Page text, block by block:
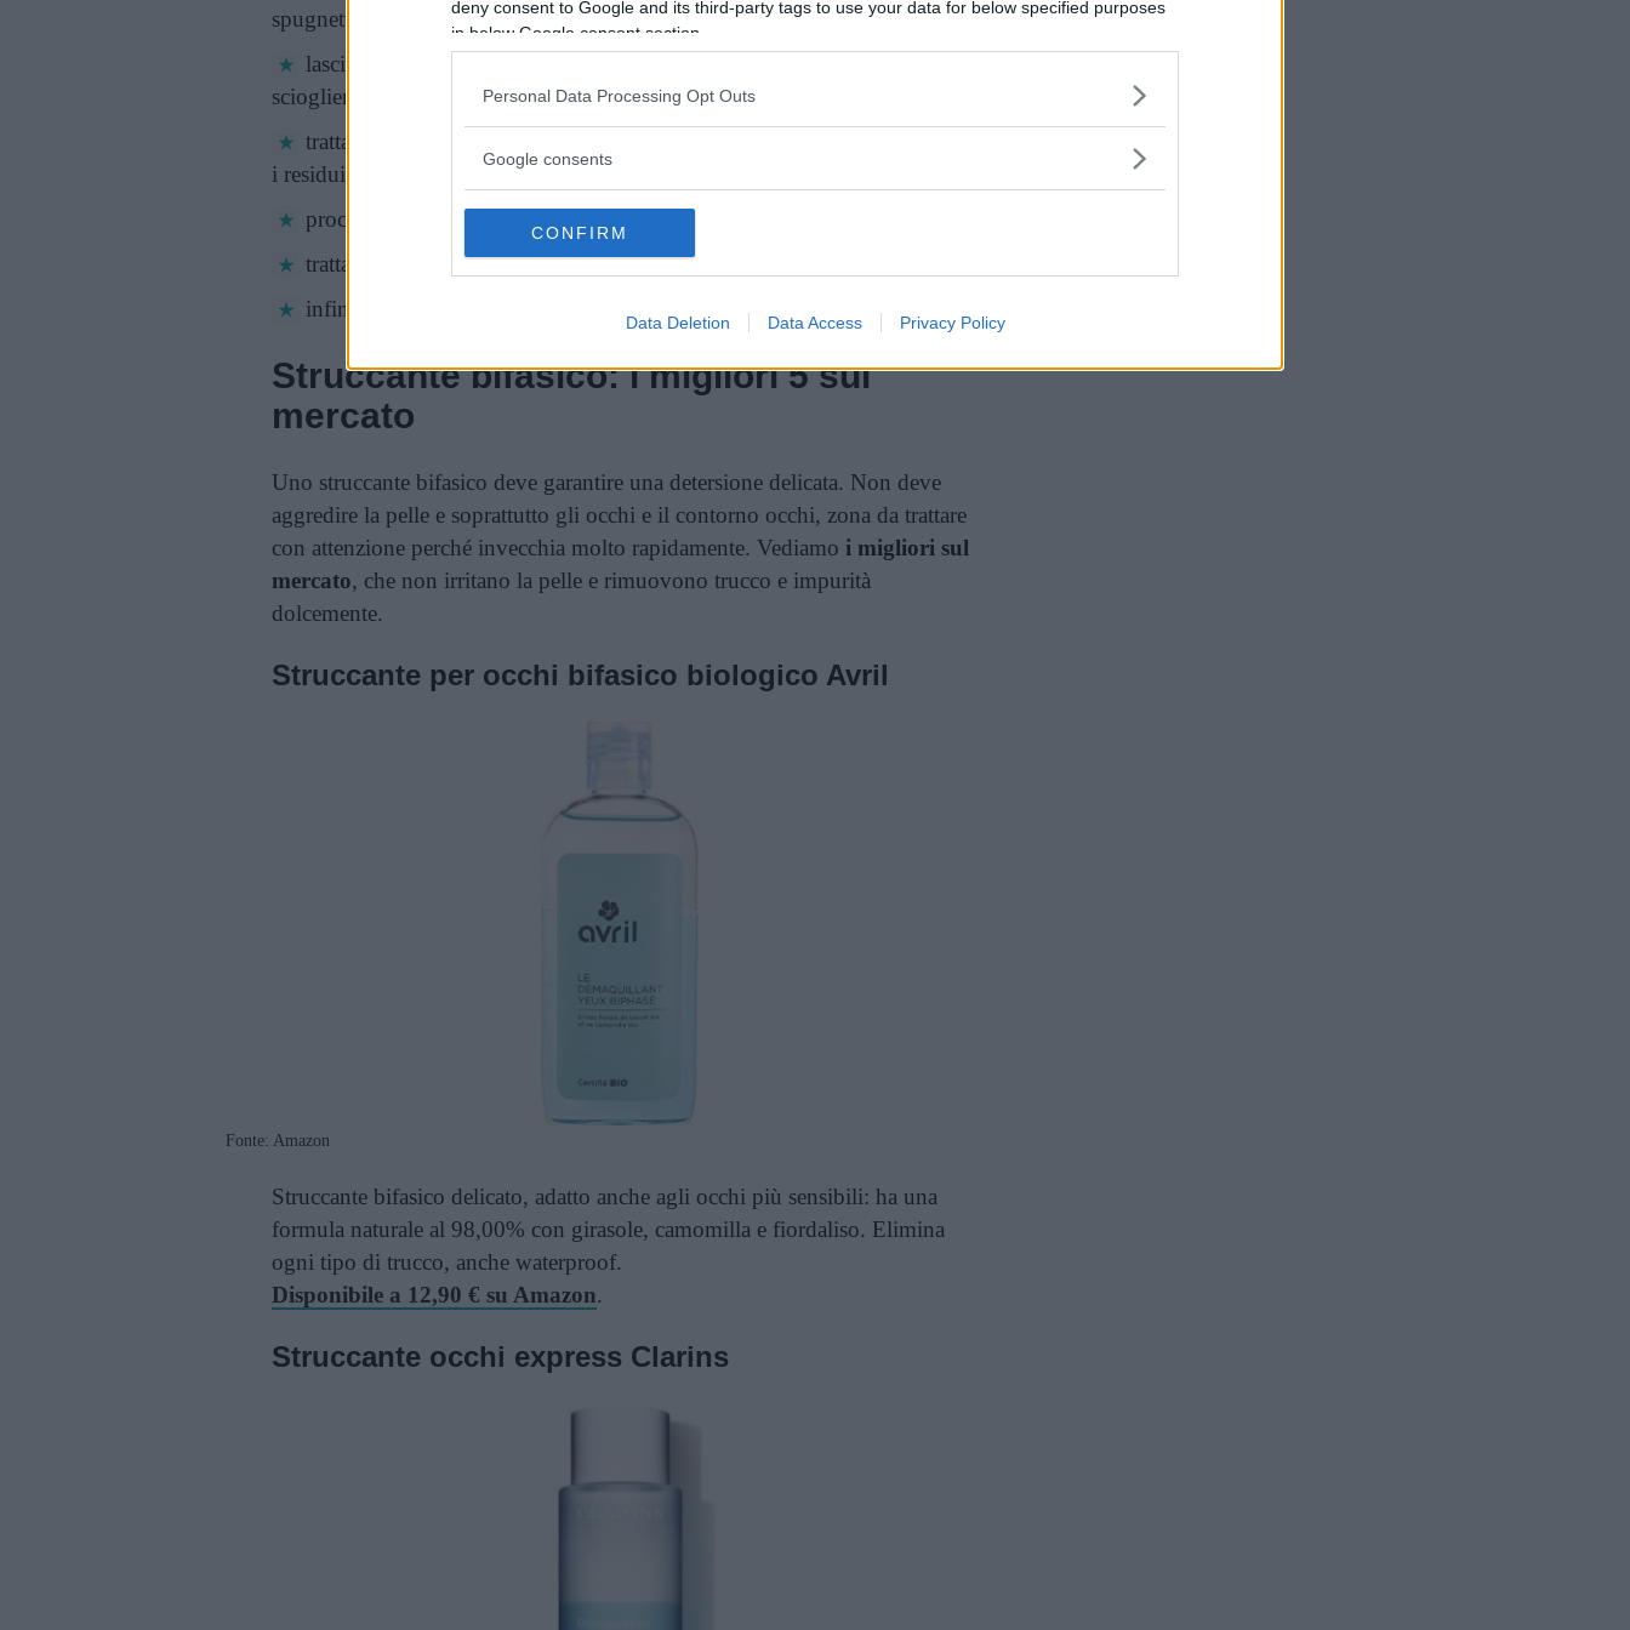
deny consent to Google and its third-party tags to use your data for below specified purposes
in below Google consent section.
Personal Data Processing Opt Outs
Google consents
CONFIRM
Data Deletion Data Access Privacy Policy
spugnetta morbida;
lasciate il dischetto o la spugnetta alcuni secondi sull’occhio, così da
sciogliere il trucco e consentirne una più veloce e facile rimozione;
trattare le ciglia dall’alto verso il basso senza sfregarle, per rimuovere tutti
i residui di make up;
procedere con un nuovo dischetto per il secondo occhio;
trattare il resto del viso e il décolleté;
infine risciacquate con acqua tiepida.
Struccante bifasico: i migliori 5 sul
mercato
Uno struccante bifasico deve garantire una detersione delicata. Non deve
aggredire la pelle e soprattutto gli occhi e il contorno occhi, zona da trattare
con attenzione perché invecchia molto rapidamente. Vediamo i migliori sul
mercato, che non irritano la pelle e rimuovono trucco e impurità
dolcemente.
Struccante per occhi bifasico biologico Avril
Fonte: Amazon
Struccante bifasico delicato, adatto anche agli occhi più sensibili: ha una
formula naturale al 98,00% con girasole, camomilla e fiordaliso. Elimina
ogni tipo di trucco, anche waterproof.
Disponibile a 12,90 € su Amazon.
Struccante occhi express Clarins